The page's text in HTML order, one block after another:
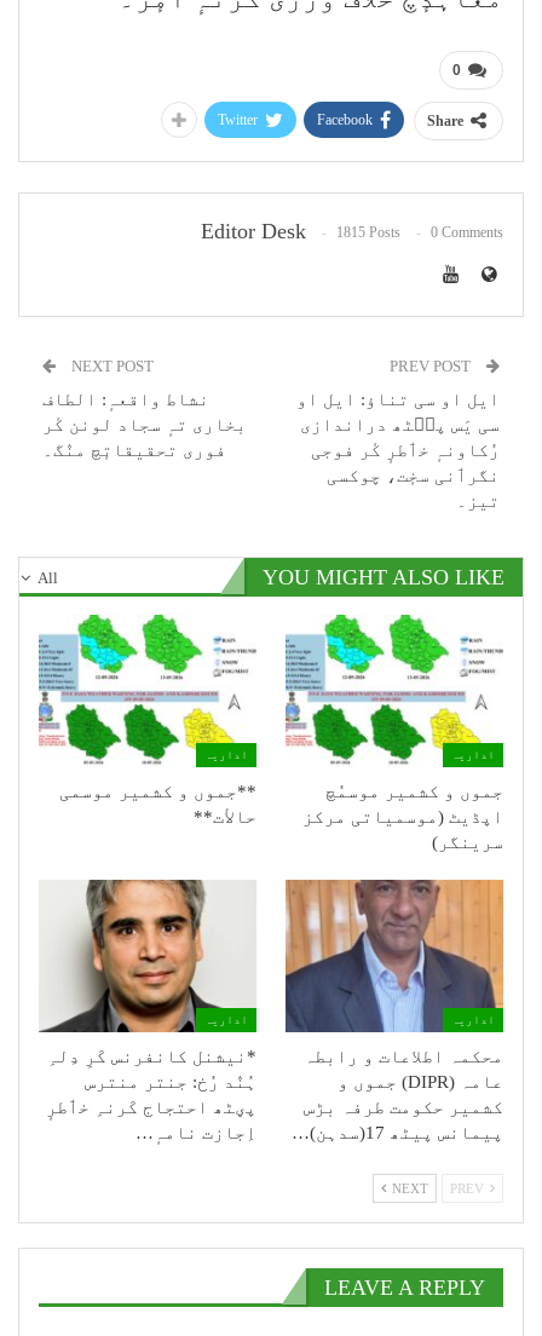
0
Share
Facebook
Twitter
Editor Desk 1815 Posts 0 Comments
ایل او سی تناؤ: ایل او
سی یَس پٮ۪ٹھ دراندازی
رُکاونہٕ خٲطرٕ کٔر فوجی
نگرٲنی سخٕت، چوکسی
تیز۔
NEXT POST
نشاط واقعہٕ: الطاف
بخاری تہٕ سجاد لونن کٔر
فوری تحقیقاتٕچ منٛگ۔
All YOU MIGHT ALSO LIKE
اداریہ
جموں و کشمیر موسمُچ
اپڈیٹ (موسمیاتی مرکز
سرینگر)
اداریہ
**جموں و كشمیر موسمی
حالأت**
اداریہ
محکمہ اطلاعات و رابطہ
عامہ (DIPR) جموں و
کشمیر حکومت طرفہ بڑس
پیمانس پیٹھ 17(سدہن)…
اداریہ
*نیشنل کانفرنس کَرِ دِلہِ
ہُنٛد رُخ: جنتر منترس
پؠٹھ احتجاج کَرنہِ خٲطرٕ
اِجازت نامہٕ…
NEXT
LEAVE A REPLY